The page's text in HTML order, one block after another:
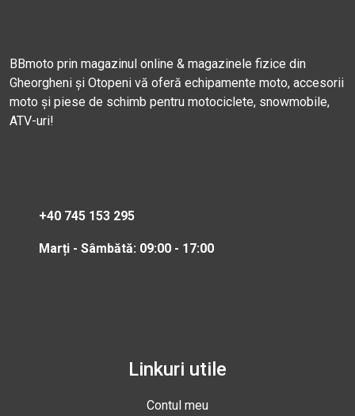
BBmoto prin magazinul online & magazinele fizice din
Gheorgheni și Otopeni vă oferă echipamente moto, accesorii
moto și piese de schimb pentru motociclete, snowmobile,
ATV-uri!
+40 745 153 295
Marți - Sâmbătă: 09:00 - 17:00
Linkuri utile
Contul meu